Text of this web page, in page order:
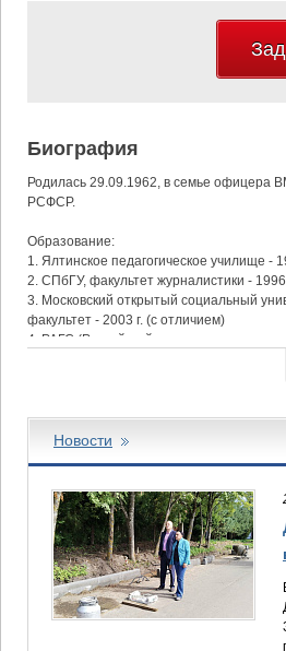
Биография
Родилась 29.09.1962, в семье офицера
РСФСР.
Образование:
1. Ялтинское педагогическое училище -
2. СПбГУ, факультет журналистики - 1996
3. Московский открытый социальный
факультет - 2003 г. (с отличием)
4. РАГС (Российской академии
РФ (г. Москва), кафедра политологии и
С 1980 по 1993 г. корреспондент
корреспондентом в «горячих точках»:
С 1995 года заместитель по связям с
"Сертолово" Ленинградской области.
В 2002 году баллотировалась на пост
С 2000 по 2007г. заместитель главы
с общественностью и СМИ), помощник
помощник депутата Государственной
Новости